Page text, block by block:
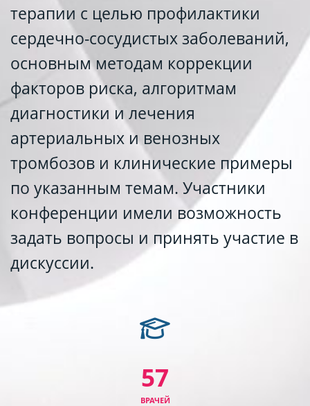
терапии с целью профилактики
сердечно-сосудистых заболеваний,
основным методам коррекции
факторов риска, алгоритмам
диагностики и лечения
артериальных и венозных
тромбозов и клинические примеры
по указанным темам. Участники
конференции имели возможность
задать вопросы и принять участие в
дискуссии.
57
ВРАЧЕЙ